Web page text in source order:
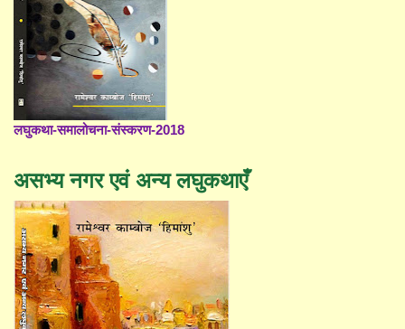
लघुकथा-समालोचना-संस्करण-2018
असभ्य नगर एवं अन्य लघुकथाएँ